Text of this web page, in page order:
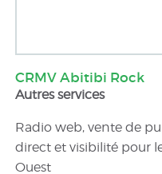
CRMV Abitibi Rock
Autres services
Radio web, vente de
direct et visibilité pour
Ouest